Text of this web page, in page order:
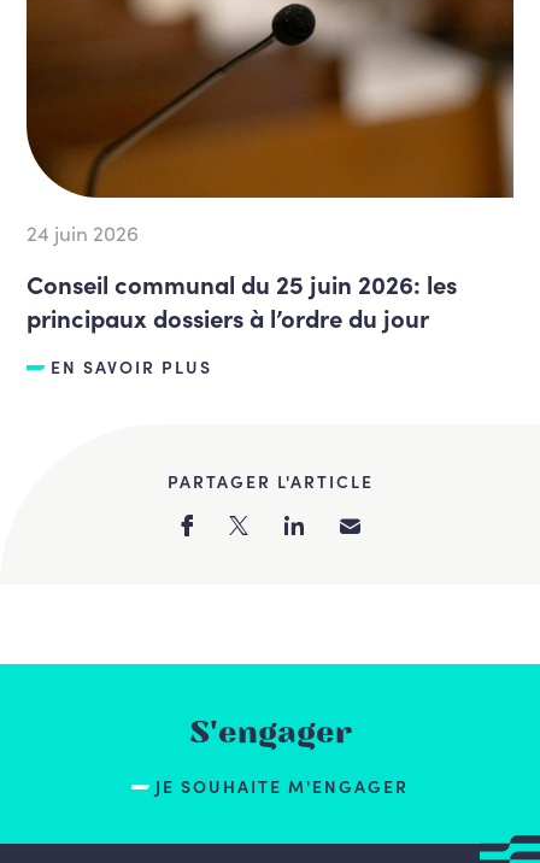
24 juin 2026
Conseil communal du 25 juin 2026: les
principaux dossiers à l’ordre du jour
EN SAVOIR PLUS
PARTAGER L'ARTICLE
S'engager
JE SOUHAITE M'ENGAGER